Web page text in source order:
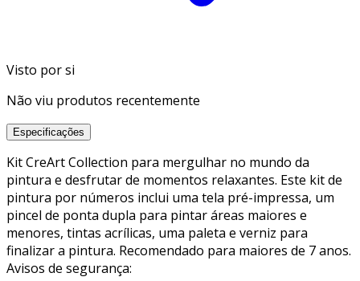
Visto por si
Não viu produtos recentemente
Especificações
Kit CreArt Collection para mergulhar no mundo da
pintura e desfrutar de momentos relaxantes. Este kit de
pintura por números inclui uma tela pré-impressa, um
pincel de ponta dupla para pintar áreas maiores e
menores, tintas acrílicas, uma paleta e verniz para
finalizar a pintura. Recomendado para maiores de 7 anos.
Avisos de segurança: